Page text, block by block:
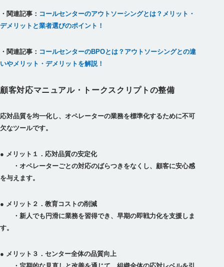
・関連記事： コールセンターのアウトソーシングとは？メリット・
デメリットと業者選びのポイント！
・関連記事： コールセンターのBPOとは？アウトソーシングとの違
いやメリット・デメリットを解説！
顧客対応マニュアル・トークスクリプトの整備
応対品質を均一化し、オペレーターの業務を標準化するために不可
欠なツールです。
● メリット１．応対品質の安定化
・オペレーターごとの対応のばらつきをなくし、顧客に安心感
● メリット２．教育コストの削減
・新人でも円滑に業務を習得でき、早期の即戦力化を支援しま
● メリット３．センター全体の品質向上